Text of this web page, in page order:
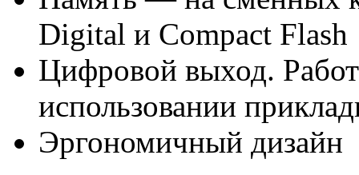
Digital и Compact Flash
Цифровой выход.
использовании
Эргономичный дизайн